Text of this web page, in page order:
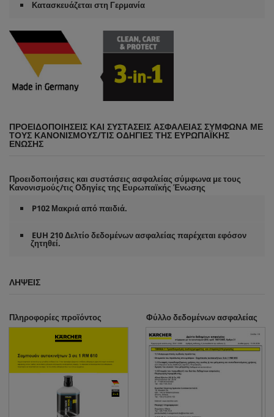
Κατασκευάζεται στη Γερμανία
ΠΡΟΕΙΔΟΠΟΙΉΣΕΙΣ ΚΑΙ ΣΥΣΤΆΣΕΙΣ ΑΣΦΑΛΕΊΑΣ ΣΎΜΦΩΝΑ ΜΕ
ΤΟΥΣ ΚΑΝΟΝΙΣΜΟΎΣ/ΤΙΣ ΟΔΗΓΊΕΣ ΤΗΣ ΕΥΡΩΠΑΪΚΉΣ
ΈΝΩΣΗΣ
Προειδοποιήσεις και συστάσεις ασφαλείας σύμφωνα με τους
Κανονισμούς/τις Οδηγίες της Ευρωπαϊκής Ένωσης
P102 Μακριά από παιδιά.
EUH 210 Δελτίο δεδομένων ασφαλείας παρέχεται εφόσον
ζητηθεί.
ΛΉΨΕΙΣ
Πληροφορίες προϊόντος Φύλλο δεδομένων ασφαλείας